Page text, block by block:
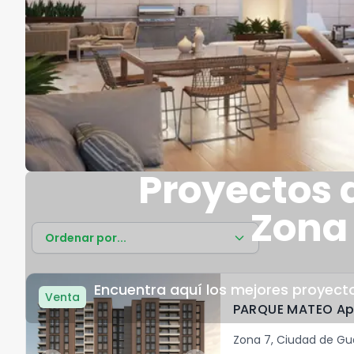
Proyectos
Encuentra aquí los mejores
Ordenar por...
Venta
Zona 7, Ciudad de